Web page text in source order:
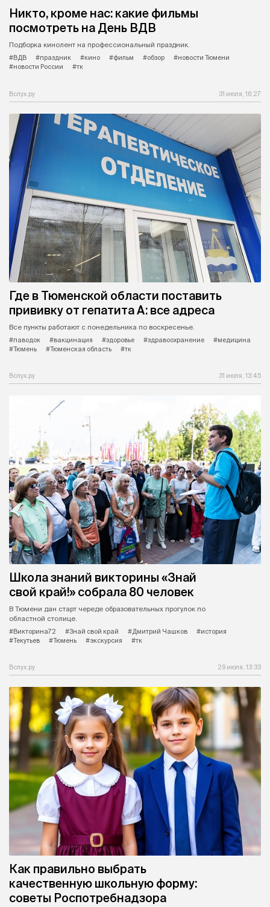
Никто, кроме нас: какие фильмы
посмотреть на День ВДВ
Подборка кинолент на профессиональный праздник.
#ВДВ
#праздник #кино #фильм #обзор
#новости Тюмени
#новости России
#тк
Вслух.ру 31 июля, 16:27
Где в Тюменской области поставить
прививку от гепатита А: все адреса
Все пункты работают с понедельника по воскресенье.
#паводок
#вакцинация #здоровье #здравоохранение
#медицина
#Тюмень
#Тюменская область #тк
Вслух.ру 31 июля, 13:45
Школа знаний викторины «Знай
свой край!» собрала 80 человек
В Тюмени дан старт череде образовательных прогулок по
областной столице.
#Викторина72
#Знай свой край #Дмитрий Чашков
#история
#Текутьев
#Тюмень #экскурсия #тк
Вслух.ру 29 июля, 13:33
Как правильно выбрать
качественную школьную форму:
советы Роспотребнадзора